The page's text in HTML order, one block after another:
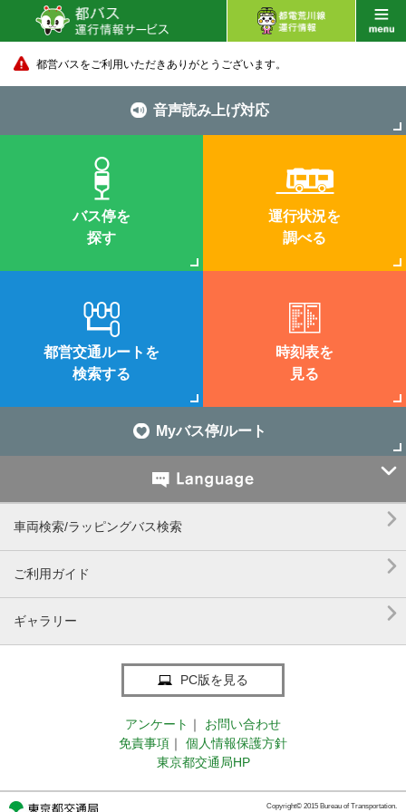
都営バスをご利用いただきありがとうございます。
音声読み上げ対応
バス停を
探す
運行状況を
調べる
都営交通ルートを
検索する
時刻表を
見る
Myバス停/ルート

車両検索/ラッピングバス検索 
ご利用ガイド 
ギャラリー 
PC版を見る
アンケート ｜
お問い合わせ
免責事項 ｜
個人情報保護方針
東京都交通局HP
Copyright© 2015 Bureau of Transportation.